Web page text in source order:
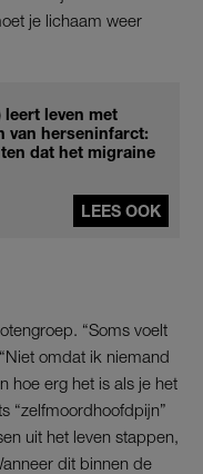
je lichaam weer
leert leven met
van herseninfarct:
dat het migraine
LEES OOK
“Soms voelt
omdat ik niemand
hoe erg het is als je het
“zelfmoordhoofdpijn”
uit het leven stappen,
dit binnen de